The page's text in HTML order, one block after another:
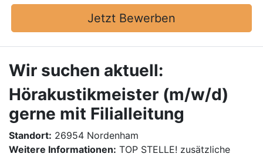
Jetzt Bewerben
Wir suchen aktuell:
Hörakustikmeister (m/w/d)
gerne mit Filialleitung
Standort: 26954 Nordenham
Weitere Informationen: TOP STELLE! zusätzliche